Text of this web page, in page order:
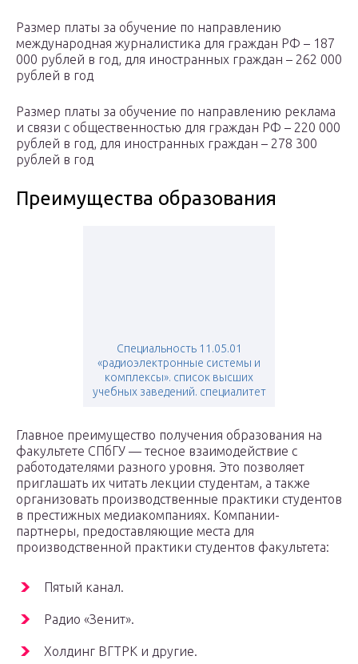
Размер платы за обучение по направлению
международная журналистика для граждан РФ – 187
000 рублей в год, для иностранных граждан – 262 000
рублей в год
Размер платы за обучение по направлению реклама
и связи с общественностью для граждан РФ – 220 000
рублей в год, для иностранных граждан – 278 300
рублей в год
Преимущества образования
Специальность 11.05.01
«радиоэлектронные системы и
комплексы». список высших
учебных заведений. специалитет
Главное преимущество получения образования на
факультете СПбГУ — тесное взаимодействие с
работодателями разного уровня. Это позволяет
приглашать их читать лекции студентам, а также
организовать производственные практики студентов
в престижных медиакомпаниях. Компании-
партнеры, предоставляющие места для
производственной практики студентов факультета:
Пятый канал.
Радио «Зенит».
Холдинг ВГТРК и другие.